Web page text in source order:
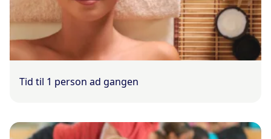
Tid til 1 person ad gangen